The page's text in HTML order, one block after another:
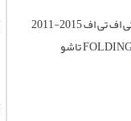
قفل فرمان اپتیما TF تی اف تی اف 2015-2011